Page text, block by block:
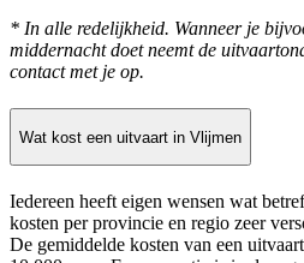
* In alle redelijkheid. Wanneer je
middernacht doet neemt de
contact met je op.
Wat kost een uitvaart in Vlijmen
Iedereen heeft eigen wensen wat
kosten per provincie en regio zeer
De gemiddelde kosten van een